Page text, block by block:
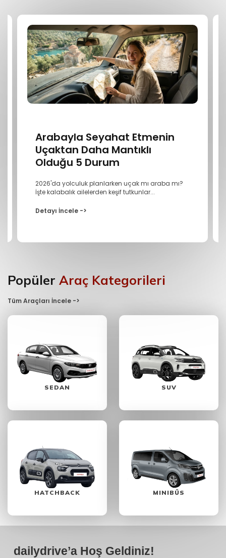
Arabayla Seyahat Etmenin
Uçaktan Daha Mantıklı
Olduğu 5 Durum
2026'da yolculuk planlarken uçak mı araba mı?
İşte kalabalık ailelerden keşif tutkunlar...
Detayı İncele ->
Popüler Araç Kategorileri
Tüm Araçları İncele ->
SEDAN SUV
HATCHBACK MINIBÜS
dailydrive’a Hoş Geldiniz!